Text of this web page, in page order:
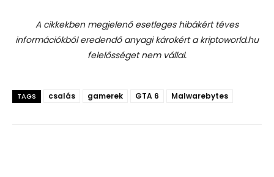
A cikkekben megjelenő esetleges hibákért téves
információkból eredendő anyagi károkért a kriptoworld.hu
felelősséget nem vállal.
TAGS csalás gamerek GTA 6 Malwarebytes